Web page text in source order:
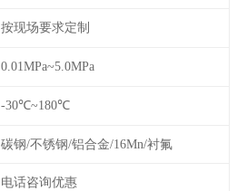
按现场要求定制
0.01MPa~5.0MPa
-30℃~180℃
碳钢/不锈钢/铝合金/16Mn/衬氟
电话咨询优惠